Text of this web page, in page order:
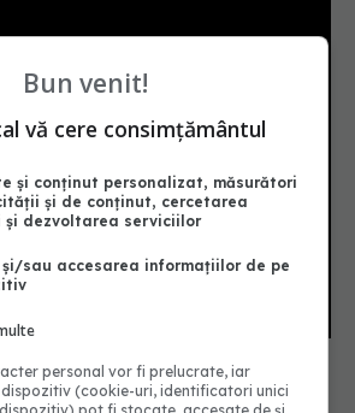
vene sanador
Bun venit!
vă cere consimțământul
și conținut personalizat, măsurători
și de conținut, cercetarea
și dezvoltarea serviciilor
sau accesarea informațiilor de pe
personal vor fi prelucrate, iar
(cookie-uri, identificatori unici